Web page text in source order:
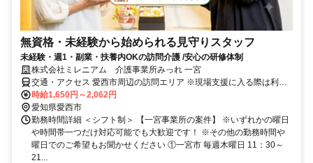
無資格・未経験から始められる見守りスタッフ
未経験・週1・副業・扶養内OKの訪問介護 /安心の研修体制
株式会社ミレニアム 介護事業所みっれ 一宮
交通・アクセス 愛西市周辺の訪問エリア ※現場支援に入る際は利用
者様宅でのお仕事になります。 ※担当エリアは応相談、詳細は面接
時にご確認ください ※車通勤可
時給1,650円～2,062円
愛知県愛西市
勤務時間詳細 ＜シフト制＞ 【一宮事業所の案件】 ※いずれかの曜日
や時間帯一つだけ対応可能でも大歓迎です！ ※その他の勤務時間や
曜日でのご希望もお聞かせください ①一宮市 毎週木曜日 11：30～
21...